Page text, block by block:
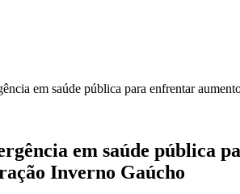
em saúde pública para enfrentar
em saúde pública
Inverno Gaúcho